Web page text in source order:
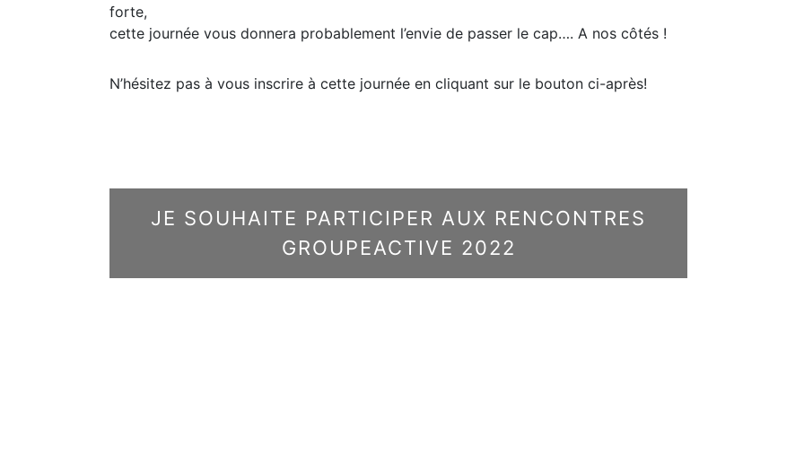
forte,
cette journée vous donnera probablement l’envie de passer le cap…. A nos côtés !
N’hésitez pas à vous inscrire à cette journée en cliquant sur le bouton ci-après!
JE SOUHAITE PARTICIPER AUX RENCONTRES
GROUPEACTIVE 2022